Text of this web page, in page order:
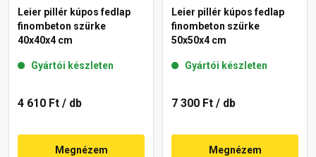
Leier pillér kúpos fedlap
finombeton szürke
40x40x4 cm
Gyártói készleten
4 610 Ft / db
Megnézem
Leier pillér kúpos fedlap
finombeton szürke
50x50x4 cm
Gyártói készleten
7 300 Ft / db
Megnézem